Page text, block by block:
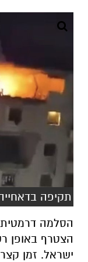
תקיפה
הסלמה דרמטית
הצטרף באופן
ישראל. זמן